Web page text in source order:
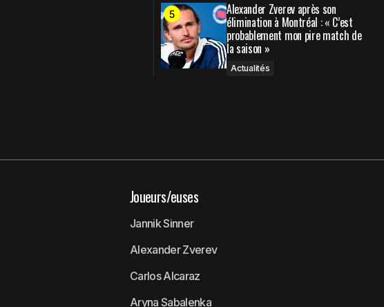
Alexander Zverev après son
élimination à Montréal : « C’est
probablement mon pire match de
la saison »
Actualités
Joueurs/euses
Jannik Sinner
Alexander Zverev
Carlos Alcaraz
Aryna Sabalenka